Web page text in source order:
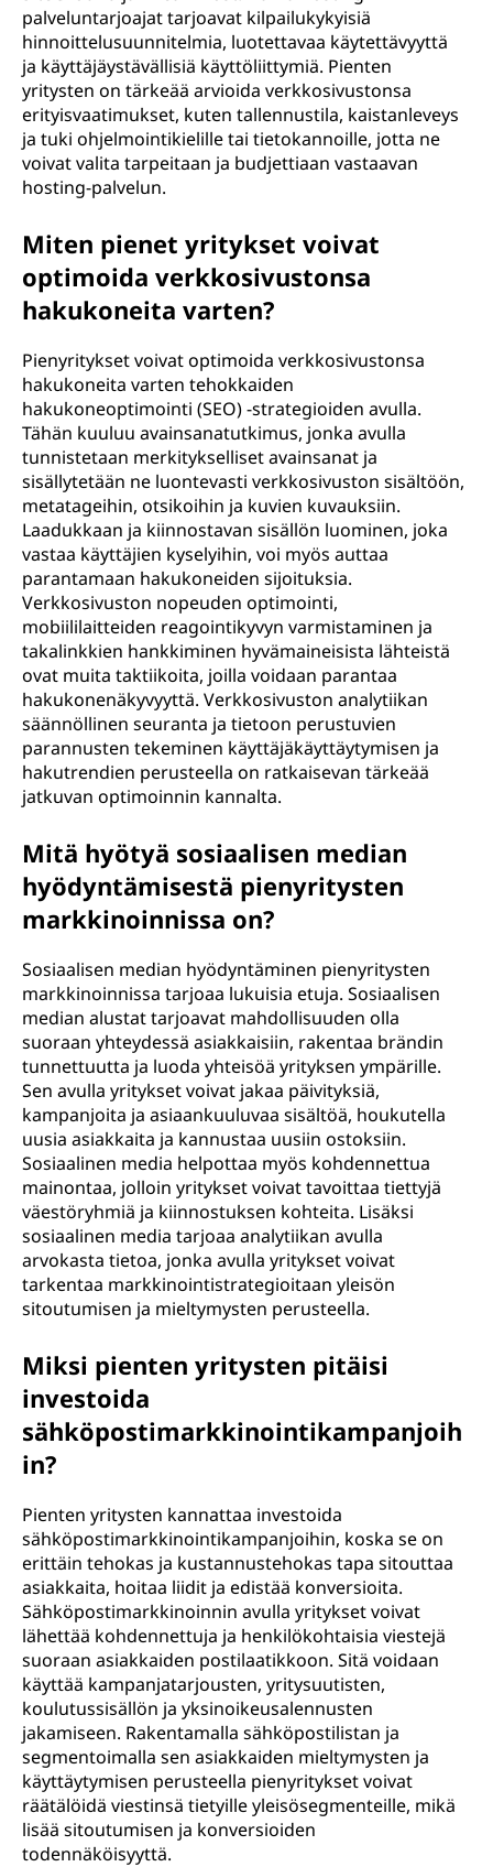
palveluntarjoajat tarjoavat kilpailukykyisiä
hinnoittelusuunnitelmia, luotettavaa käytettävyyttä
ja käyttäjäystävällisiä käyttöliittymiä. Pienten
yritysten on tärkeää arvioida verkkosivustonsa
erityisvaatimukset, kuten tallennustila, kaistanleveys
ja tuki ohjelmointikielille tai tietokannoille, jotta ne
voivat valita tarpeitaan ja budjettiaan vastaavan
hosting-palvelun.
Miten pienet yritykset voivat
optimoida verkkosivustonsa
hakukoneita varten?
Pienyritykset voivat optimoida verkkosivustonsa
hakukoneita varten tehokkaiden
hakukoneoptimointi (SEO) -strategioiden avulla.
Tähän kuuluu avainsanatutkimus, jonka avulla
tunnistetaan merkitykselliset avainsanat ja
sisällytetään ne luontevasti verkkosivuston sisältöön,
metatageihin, otsikoihin ja kuvien kuvauksiin.
Laadukkaan ja kiinnostavan sisällön luominen, joka
vastaa käyttäjien kyselyihin, voi myös auttaa
parantamaan hakukoneiden sijoituksia.
Verkkosivuston nopeuden optimointi,
mobiililaitteiden reagointikyvyn varmistaminen ja
takalinkkien hankkiminen hyvämaineisista lähteistä
ovat muita taktiikoita, joilla voidaan parantaa
hakukonenäkyvyyttä. Verkkosivuston analytiikan
säännöllinen seuranta ja tietoon perustuvien
parannusten tekeminen käyttäjäkäyttäytymisen ja
hakutrendien perusteella on ratkaisevan tärkeää
jatkuvan optimoinnin kannalta.
Mitä hyötyä sosiaalisen median
hyödyntämisestä pienyritysten
markkinoinnissa on?
Sosiaalisen median hyödyntäminen pienyritysten
markkinoinnissa tarjoaa lukuisia etuja. Sosiaalisen
median alustat tarjoavat mahdollisuuden olla
suoraan yhteydessä asiakkaisiin, rakentaa brändin
tunnettuutta ja luoda yhteisöä yrityksen ympärille.
Sen avulla yritykset voivat jakaa päivityksiä,
kampanjoita ja asiaankuuluvaa sisältöä, houkutella
uusia asiakkaita ja kannustaa uusiin ostoksiin.
Sosiaalinen media helpottaa myös kohdennettua
mainontaa, jolloin yritykset voivat tavoittaa tiettyjä
väestöryhmiä ja kiinnostuksen kohteita. Lisäksi
sosiaalinen media tarjoaa analytiikan avulla
arvokasta tietoa, jonka avulla yritykset voivat
tarkentaa markkinointistrategioitaan yleisön
sitoutumisen ja mieltymysten perusteella.
Miksi pienten yritysten pitäisi
investoida
sähköpostimarkkinointikampanjoih
in?
Pienten yritysten kannattaa investoida
sähköpostimarkkinointikampanjoihin, koska se on
erittäin tehokas ja kustannustehokas tapa sitouttaa
asiakkaita, hoitaa liidit ja edistää konversioita.
Sähköpostimarkkinoinnin avulla yritykset voivat
lähettää kohdennettuja ja henkilökohtaisia viestejä
suoraan asiakkaiden postilaatikkoon. Sitä voidaan
käyttää kampanjatarjousten, yritysuutisten,
koulutussisällön ja yksinoikeusalennusten
jakamiseen. Rakentamalla sähköpostilistan ja
segmentoimalla sen asiakkaiden mieltymysten ja
käyttäytymisen perusteella pienyritykset voivat
räätälöidä viestinsä tietyille yleisösegmenteille, mikä
lisää sitoutumisen ja konversioiden
todennäköisyyttä.